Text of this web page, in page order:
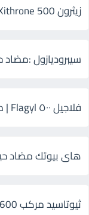
زيثرون 500 Xithrone : اقراص مضاد حيوى للالتهابات
سيبروديازول :مضاد
فلاجيل ٥٠٠ Flagyl | مطهر معوي أقراص وشراب
هاى بيوتك مضاد
ثيوتاسيد مركب 600 و 300 لإلتهاب الأعصاب